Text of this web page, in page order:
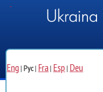
Eng|Рус| Fra| Esp | Deu